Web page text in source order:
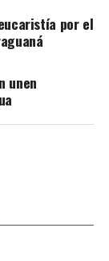
por el
unen